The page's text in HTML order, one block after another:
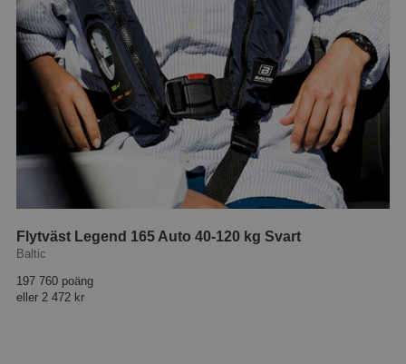
Flytväst Legend 165 Auto 40-120 kg Svart
Baltic
197 760 poäng
eller 2 472 kr